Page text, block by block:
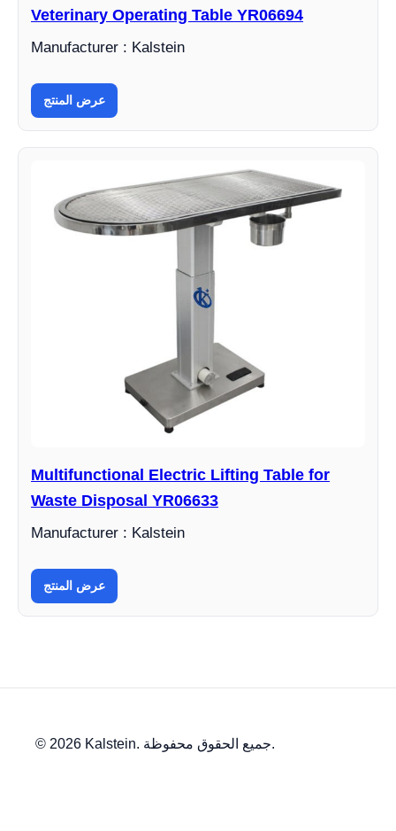
Veterinary Operating Table YR06694
Manufacturer : Kalstein
عرض المنتج
Multifunctional Electric Lifting Table for
Waste Disposal YR06633
Manufacturer : Kalstein
عرض المنتج
© 2026 Kalstein. جميع الحقوق محفوظة.